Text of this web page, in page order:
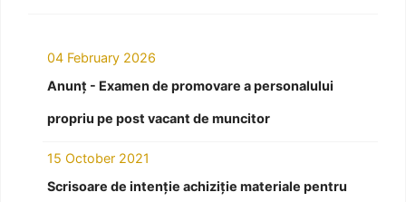
04 February 2026
Anunț - Examen de promovare a personalului
propriu pe post vacant de muncitor
15 October 2021
Scrisoare de intenție achiziție materiale pentru